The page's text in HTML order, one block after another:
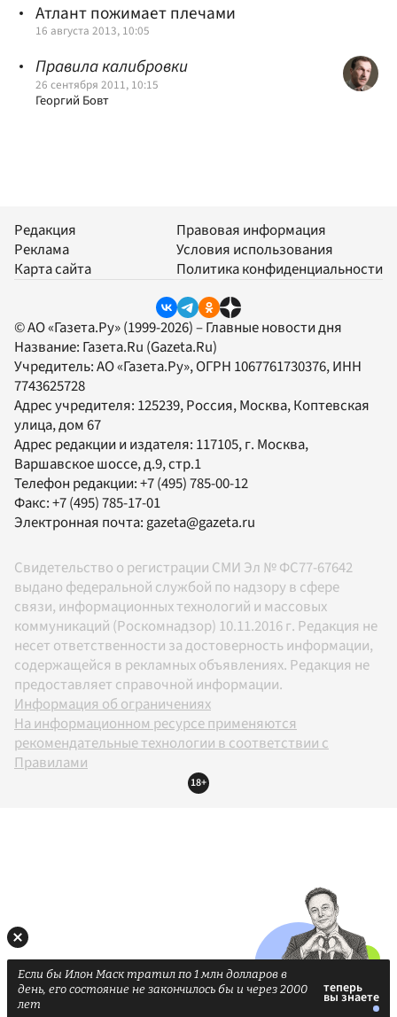
Атлант пожимает плечами
16 августа 2013, 10:05
Правила калибровки
26 сентября 2011, 10:15
Георгий Бовт
Редакция
Реклама
Карта сайта
Правовая информация
Условия использования
Политика конфиденциальности
© АО «Газета.Ру» (1999-2026) – Главные новости дня
Название: Газета.Ru (Gazeta.Ru)
Учредитель:АО «Газета.Ру», ОГРН 1067761730376, ИНН
7743625728
Адрес учредителя: 125239, Россия, Москва, Коптевская
улица, дом 67
Адрес редакции и издателя: 117105, г. Москва,
Варшавское шоссе, д.9, стр.1
Телефон редакции:+7 (495) 785-00-12
Факс:+7 (495) 785-17-01
Электронная почта:gazeta@gazeta.ru
Свидетельство о регистрации СМИ Эл № ФС77-67642
выдано федеральной службой по надзору в сфере
связи, информационных технологий и массовых
коммуникаций (Роскомнадзор) 10.11.2016 г. Редакция не
несет ответственности за достоверность информации,
содержащейся в рекламных объявлениях. Редакция не
предоставляет справочной информации.
Информация об ограничениях
На информационном ресурсе применяются
рекомендательные технологии в соответствии с
Правилами
18+
Если бы Илон Маск тратил по 1 млн долларов в
день, его состояние не закончилось бы и через 2000
лет